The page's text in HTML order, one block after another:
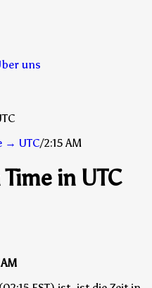
uns
→ UTC/2:15 AM
in UTC